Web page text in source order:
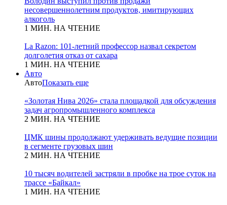
несовершеннолетним продуктов, имитирующих
алкоголь
1 МИН. НА ЧТЕНИЕ
La Razon: 101-летний профессор назвал секретом
долголетия отказ от сахара
1 МИН. НА ЧТЕНИЕ
Авто
АвтоПоказать еще
«Золотая Нива 2026» стала площадкой для обсуждения
задач агропромышленного комплекса
2 МИН. НА ЧТЕНИЕ
ЦМК шины продолжают удерживать ведущие позиции
в сегменте грузовых шин
2 МИН. НА ЧТЕНИЕ
10 тысяч водителей застряли в пробке на трое суток на
трассе «Байкал»
1 МИН. НА ЧТЕНИЕ